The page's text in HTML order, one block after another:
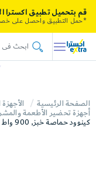
الصفحة الرئيسية
أجهزة تحضير الأطعمة
كينوود حماصة خبز, 900 واط
قم بتحميل تطبيق اكسترا
*حمل التطبيق واحصل على خصم